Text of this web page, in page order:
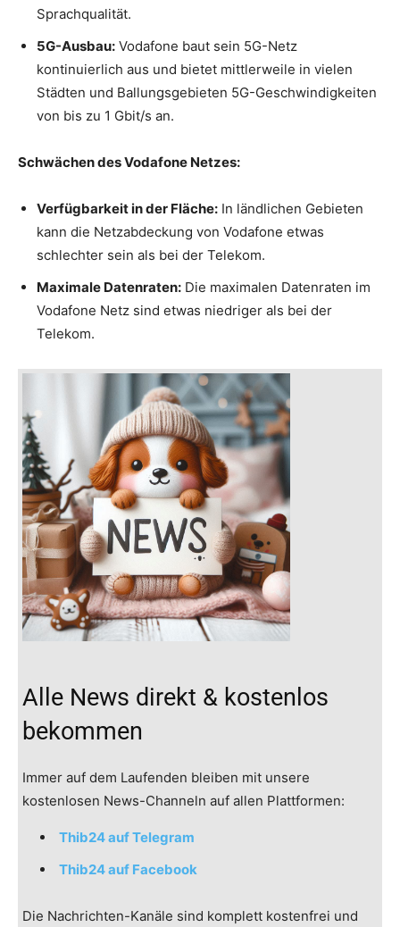
Sprachqualität.
5G-Ausbau: Vodafone baut sein 5G-Netz
kontinuierlich aus und bietet mittlerweile in vielen
Städten und Ballungsgebieten 5G-Geschwindigkeiten
von bis zu 1 Gbit/s an.
Schwächen des Vodafone Netzes:
Verfügbarkeit in der Fläche: In ländlichen Gebieten
kann die Netzabdeckung von Vodafone etwas
schlechter sein als bei der Telekom.
Maximale Datenraten: Die maximalen Datenraten im
Vodafone Netz sind etwas niedriger als bei der
Telekom.
Alle News direkt & kostenlos
bekommen
Immer auf dem Laufenden bleiben mit unsere
kostenlosen News-Channeln auf allen Plattformen:
Thib24 auf Telegram
Thib24 auf Facebook
Die Nachrichten-Kanäle sind komplett kostenfrei und